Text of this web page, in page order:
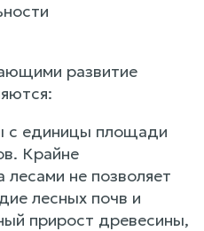
развитие
с единицы площади
Крайне
не позволяет
лесных почв и
прирост древесины,